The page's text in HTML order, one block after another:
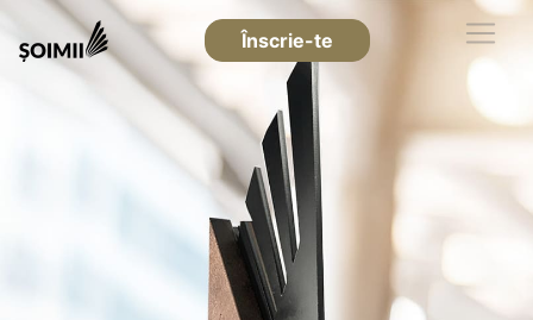
Înscrie-te